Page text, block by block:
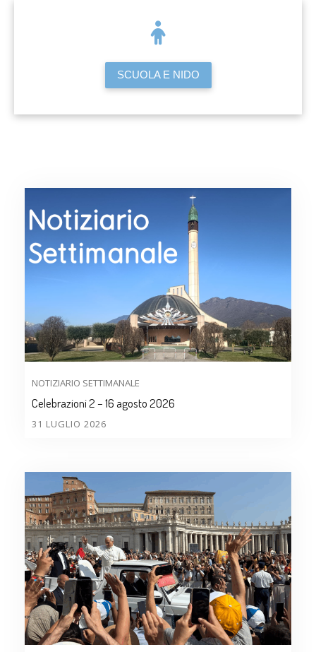
SCUOLA E NIDO
NOTIZIARIO SETTIMANALE
Celebrazioni 2 – 16 agosto 2026
31 LUGLIO 2026